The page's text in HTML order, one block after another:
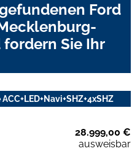
Ford
Sie Ihr
28.999,00 €
ausweisbar